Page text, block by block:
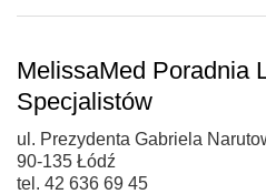
MelissaMed Poradnia
Specjalistów
ul. Prezydenta Gabriela
90-135 Łódź
tel. 42 636 69 45